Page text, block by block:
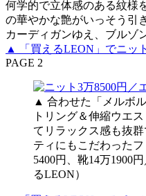
何学的で立体感のある紋様
の華やかな艶がいっそう引
カーディガンゆえ、ブルゾ
▲ 「買えるLEON」でニッ
PAGE 2
▲ 合わせた「メルボ
トリング＆伸縮ウエ
てリラックス感も抜
ティにもこだわった
5400円、靴14万1900
るLEON）